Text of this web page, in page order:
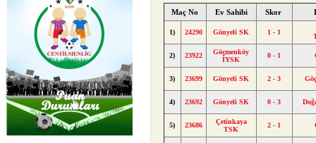
Maç No Ev Sahibi Skor
1) 24290 Gönyeli SK 1 - 1
2) 23922
Göçmenköy
İYSK
0 - 1
3) 23699 Gönyeli SK 2 - 3
4) 23692 Gönyeli SK 0 - 3
5) 23686
Çetinkaya
TSK
2 - 1